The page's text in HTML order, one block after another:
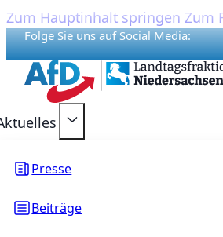
Zum Hauptinhalt springen Zum
Folge Sie uns auf Social Media:
{acf_social_media_plattform}
{acf_social_media_plattform}
{acf_social_media_plattform}
{acf_social_media_plattform}
{acf_social_media_plattform}
Presse
Beiträge